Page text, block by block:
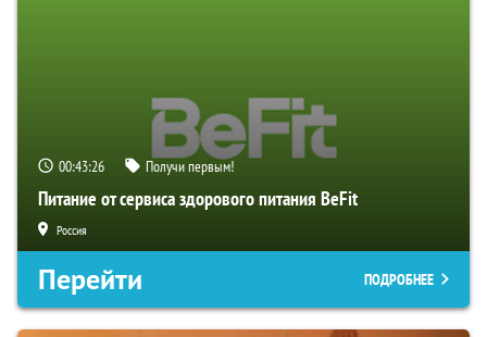
00:43:25 Получи первым!
Питание от сервиса здорового питания BeFit
Россия
Перейти ПОДРОБНЕЕ